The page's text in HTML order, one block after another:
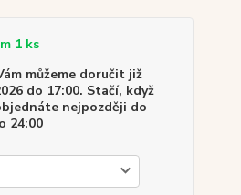
1 ks
můžeme doručit již
do 17:00. Stačí, když
nejpozději do
24:00